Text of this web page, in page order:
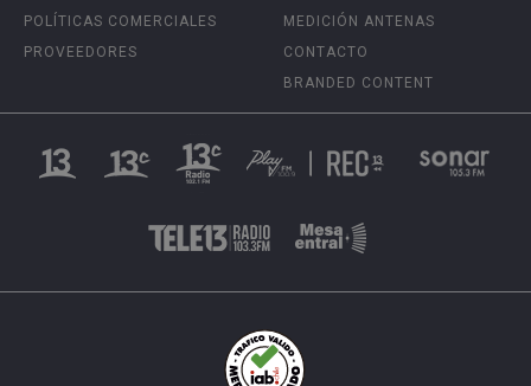
POLÍTICAS COMERCIALES
PROVEEDORES
MEDICIÓN ANTENAS
CONTACTO
BRANDED CONTENT